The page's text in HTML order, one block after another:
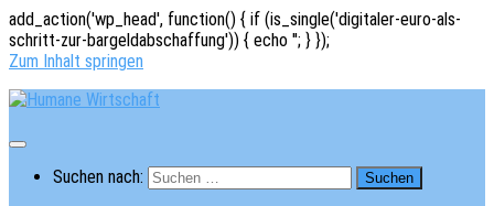
add_action('wp_head', function() { if (is_single('digitaler-euro-als-
schritt-zur-bargeldabschaffung')) { echo ''; } });
Zum Inhalt springen
Suchen nach: